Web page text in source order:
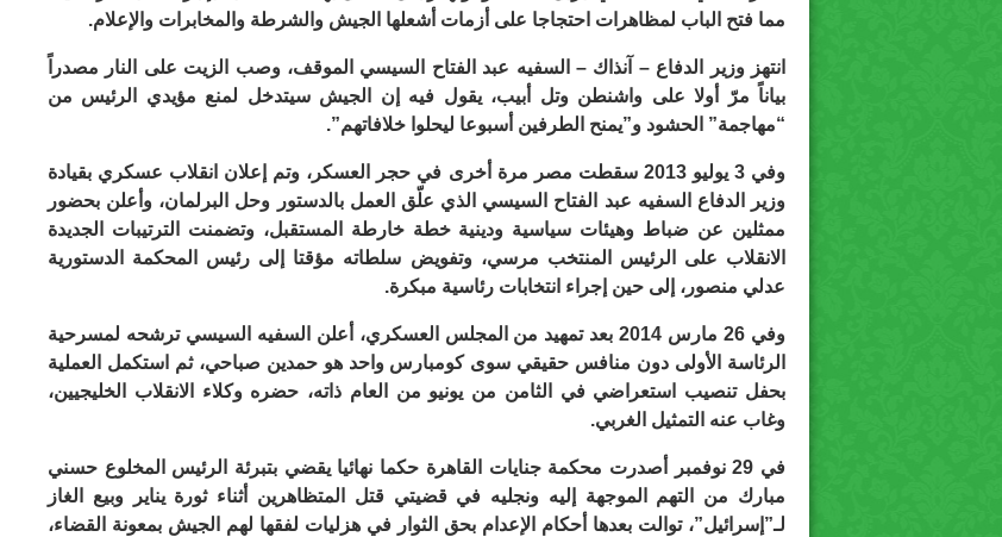
مما فتح الباب لمظاهرات احتجاجا على أزمات أشعلها الجيش والشرطة والمخابرات والإعلام.
انتهز وزير الدفاع – آنذاك – السفيه عبد الفتاح السيسي الموقف، وصب الزيت على النار مصدراً
بياناً مرّ أولا على واشنطن وتل أبيب، يقول فيه إن الجيش سيتدخل لمنع مؤيدي الرئيس من
“مهاجمة” الحشود و”يمنح الطرفين أسبوعا ليحلوا خلافاتهم”.
وفي 3 يوليو 2013 سقطت مصر مرة أخرى في حجر العسكر، وتم إعلان انقلاب عسكري بقيادة
وزير الدفاع السفيه عبد الفتاح السيسي الذي علّق العمل بالدستور وحل البرلمان، وأعلن بحضور
ممثلين عن ضباط وهيئات سياسية ودينية خطة خارطة المستقبل، وتضمنت الترتيبات الجديدة
الانقلاب على الرئيس المنتخب مرسي، وتفويض سلطاته مؤقتا إلى رئيس المحكمة الدستورية
عدلي منصور، إلى حين إجراء انتخابات رئاسية مبكرة.
وفي 26 مارس 2014 بعد تمهيد من المجلس العسكري، أعلن السفيه السيسي ترشحه لمسرحية
الرئاسة الأولى دون منافس حقيقي سوى كومبارس واحد هو حمدين صباحي، ثم استكمل العملية
بحفل تنصيب استعراضي في الثامن من يونيو من العام ذاته، حضره وكلاء الانقلاب الخليجيين،
وغاب عنه التمثيل الغربي.
في 29 نوفمبر أصدرت محكمة جنايات القاهرة حكما نهائيا يقضي بتبرئة الرئيس المخلوع حسني
مبارك من التهم الموجهة إليه ونجليه في قضيتي قتل المتظاهرين أثناء ثورة يناير وبيع الغاز
لـ”إسرائيل”، توالت بعدها أحكام الإعدام بحق الثوار في هزليات لفقها لهم الجيش بمعونة القضاء،